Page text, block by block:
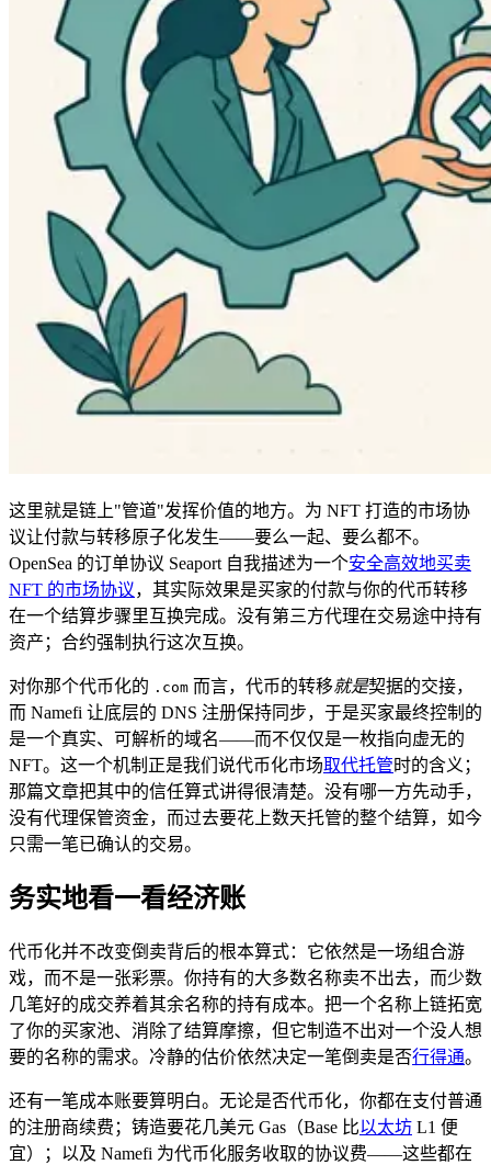
这里就是链上"管道"发挥价值的地方。为 NFT 打造的市场协
议让付款与转移原子化发生——要么一起、要么都不。
OpenSea 的订单协议 Seaport 自我描述为一个安全高效地买卖
NFT 的市场协议，其实际效果是买家的付款与你的代币转移
在一个结算步骤里互换完成。没有第三方代理在交易途中持有
资产；合约强制执行这次互换。
对你那个代币化的 .com 而言，代币的转移就是契据的交接，
而 Namefi 让底层的 DNS 注册保持同步，于是买家最终控制的
是一个真实、可解析的域名——而不仅仅是一枚指向虚无的
NFT。这一个机制正是我们说代币化市场取代托管时的含义；
那篇文章把其中的信任算式讲得很清楚。没有哪一方先动手，
没有代理保管资金，而过去要花上数天托管的整个结算，如今
只需一笔已确认的交易。
务实地看一看经济账
代币化并不改变倒卖背后的根本算式：它依然是一场组合游
戏，而不是一张彩票。你持有的大多数名称卖不出去，而少数
几笔好的成交养着其余名称的持有成本。把一个名称上链拓宽
了你的买家池、消除了结算摩擦，但它制造不出对一个没人想
要的名称的需求。冷静的估价依然决定一笔倒卖是否行得通。
还有一笔成本账要算明白。无论是否代币化，你都在支付普通
的注册商续费；铸造要花几美元 Gas（Base 比以太坊 L1 便
宜）；以及 Namefi 为代币化服务收取的协议费——这些都在